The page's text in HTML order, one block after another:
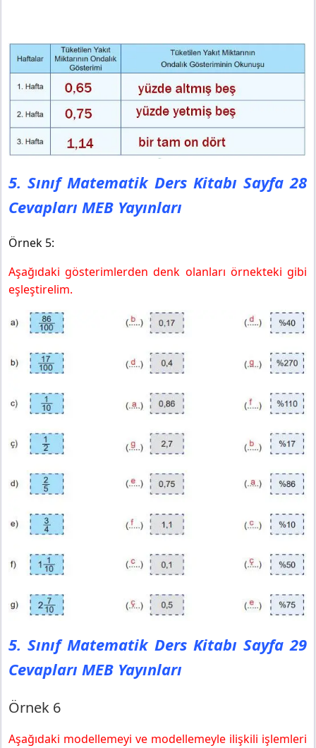
5. Sınıf Matematik Ders Kitabı Sayfa 28
Cevapları MEB Yayınları
Örnek 5:
Aşağıdaki gösterimlerden denk olanları örnekteki gibi
eşleştirelim.
5. Sınıf Matematik Ders Kitabı Sayfa 29
Cevapları MEB Yayınları
Örnek 6
Aşağıdaki modellemeyi ve modellemeyle ilişkili işlemleri